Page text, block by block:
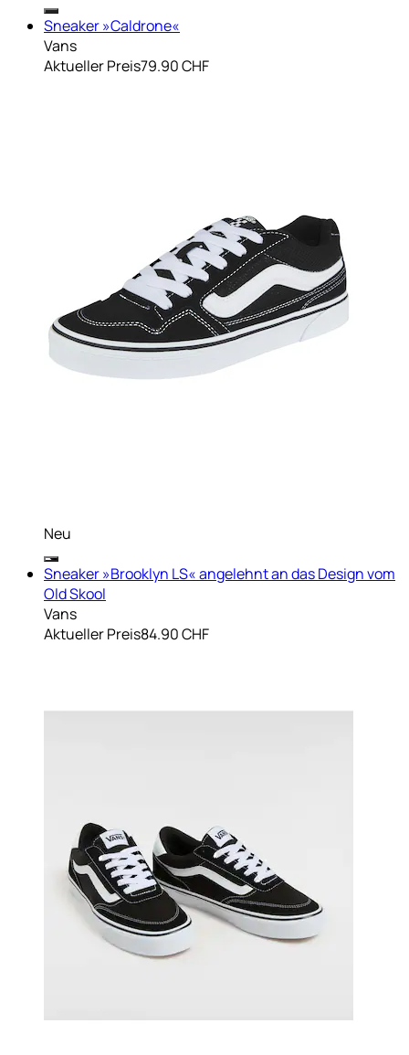
Sneaker »Caldrone«
Vans
Aktueller Preis79.90 CHF
Neu
Sneaker »Brooklyn LS« angelehnt an das Design vom
Old Skool
Vans
Aktueller Preis84.90 CHF